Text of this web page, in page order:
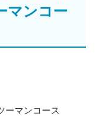
マンコー
ーマンコース